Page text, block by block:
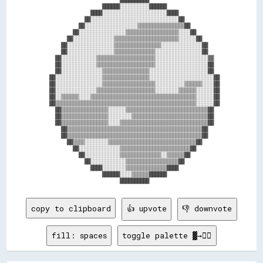
                    ██████░░░░░░░░░░██████
                ████░░░░░░░░░░░░░░░░░░░░░░████
              ██░░░░░░░░░░░░░░░░░░░░░░░░░░░░░░██
            ██░░░░░░░░░░░░░░░░░░▒▒▒▒▒▒▒▒▒▒▒▒▒▒▒▒██
          ██░░░░░░░░░░░░░░░░▒▒▒▒▒▒▒▒▒▒▒▒▒▒▒▒▒▒░░░░██
        ██░░░░░░░░░░░░░░▒▒▒▒▒▒▒▒▒▒▒▒▒▒▒▒▒▒▒▒▒▒░░░░░░██
      ██░░░░░░░░░░░░░░░░▒▒▒▒▒▒▒▒▒▒▒▒▒▒▒▒░░░░░░░░░░░░░░██
      ██░░░░░░░░░░░░░░░░▒▒▒▒▒▒▒▒▒▒▒▒▒▒░░░░░░░░░░░░░░░░██
    ██░░░░░░░░░░░░▒▒▒▒▒▒▒▒▒▒▒▒▒▒▒▒▒▒▒▒░░░░░░░░░░░░░░░░░░▓▓
    ██░░░░░░░░░░░░▒▒▒▒▒▒▒▒▒▒▒▒▒▒▒▒▒▒▒▒░░░░░░░░░░░░░░░░░░██
    ██░░░░░░░░░░░░░░▒▒▒▒▒▒▒▒▒▒▒▒▒▒▒▒░░░░░░░░░░░░░░░░░░░░██
  ██░░░░░░░░░░░░░░░░▒▒▒▒▒▒▒▒▒▒▒▒▒▒▒▒░░░░░░░░░░░░░░░░░░░░░░██
  ██░░░░░░░░░░░░░░░░▒▒▒▒▒▒▒▒▒▒▒▒▒▒▒▒▒▒░░░░░░░░░░▒▒▒▒▒▒░░░░██
  ██░░░░░░░░░░░░░░▒▒▒▒▒▒▒▒▒▒▒▒▒▒▒▒▒▒▒▒░░░░░░░░▒▒▒▒▒▒░░░░░░██
  ██░░▒▒▒▒▒▒░░░░▒▒▒▒▒▒▒▒▒▒▒▒▒▒▒▒▒▒▒▒▒▒▒▒▒▒▒▒▒▒▒▒▒▒▒▒░░░░░░██
  ██▒▒▒▒▒▒▒▒▒▒▒▒▒▒▒▒▒▒▒▒▒▒▒▒▒▒▒▒▒▒▒▒▒▒▒▒▒▒▒▒▒▒▒▒▒▒▒▒░░░░░░██
    ██▒▒▒▒▒▒▒▒▒▒▒▒▒▒▒▒░░░░░░▒▒▒▒▒▒▒▒▒▒▒▒▒▒▒▒▒▒▒▒▒▒▒▒▒▒▒▒██
    ██▒▒▒▒▒▒▒▒▒▒▒▒▒▒▒▒░░░░░░░░▒▒▒▒▒▒▒▒▒▒▒▒▒▒▒▒▒▒▒▒▒▒▒▒▒▒██
    ██▒▒▒▒▒▒▒▒▒▒▒▒▒▒▒▒░░░░▒▒▒▒▒▒▒▒▒▒▒▒▒▒▒▒▒▒▒▒▒▒▒▒▒▒▒▒▒▒██
      ██▒▒▒▒▒▒▒▒▒▒▒▒▒▒▒▒▒▒▒▒▒▒▒▒▒▒▒▒▒▒▒▒▒▒▒▒▒▒▒▒▒▒▒▒▒▒██
      ██▒▒▒▒▒▒▒▒▒▒▒▒▒▒▒▒▒▒▒▒▒▒▒▒▒▒▒▒▒▒▒▒▒▒▒▒▒▒▒▒▒▒▒▒▒▒██
        ██▒▒▒▒░░░░░░░░▒▒▒▒▒▒▒▒▒▒▒▒▒▒▒▒▒▒▒▒▒▒▒▒▒▒▒▒▒▒██
          ██░░░░░░░░░░░░░░▒▒▒▒▒▒▒▒▒▒▒▒▒▒▒▒▒▒▒▒▒▒▒▒██
            ██░░░░░░░░░░░░▒▒▒▒▒▒▒▒▒▒▒▒▒▒░░▒▒▒▒▒▒██
              ██░░░░░░░░░░░░▒▒▒▒▒▒▒▒▒▒▒▒▒▒▒▒▒▒██
                ████░░░░░░░░▒▒▒▒▒▒▒▒▒▒▒▒▒▒████
                    ██████░░░░▒▒▒▒▒▒██████
copy to clipboard 👍 upvote 👎 downvote
fill: spaces toggle palette ▓→✊🏽